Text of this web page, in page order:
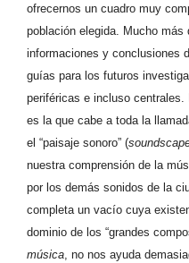
ofrecernos un cuadro muy
población elegida. Mucho más
informaciones y conclusiones
guías para los futuros
periféricas e incluso
es la que cabe a toda la
el “paisaje sonoro” (
nuestra comprensión de la
por los demás sonidos de la
completa un vacío cuya
dominio de los “grandes
música, no nos ayuda